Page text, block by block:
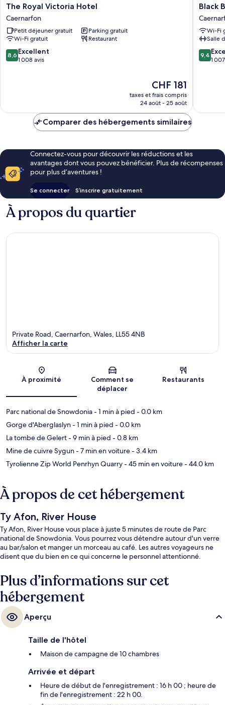
The
Royal
Victoria
Hotel
Caernarfon
The Royal Victoria Hotel
Caernarfon
Petit déjeuner gratuit
Parking gratuit
Wi-Fi gratuit
Restaurant
8.6
sur
8,6 Excellent
1 008 avis
Le
nouveau
prix
de
CHF 181
taxes et frais compris
24 août - 25 août
Black
Boy
Inn
Black
Wi-Fi
Salle
9.4
sur
9,4
1
Comparer des hébergements similaires
Connectez-vous pour découvrir les réductions et les
avantages dont vous pouvez bénéficier. Plus de récompenses
pour plus d’aventures !
Se connecter S’inscrire gratuitement
À propos du quartier
Carte
Private Road, Caernarfon, Wales, LL55 4NB
Afficher la carte
À proximité
Comment se
déplacer
Restaurants
Parc national de Snowdonia- 1 min à pied - 0.0 km
Gorge d'Aberglaslyn- 1 min à pied - 0.0 km
La tombe de Gelert- 9 min à pied - 0.8 km
Mine de cuivre Sygun- 7 min en voiture- 3.4 km
Tyrolienne Zip World Penrhyn Quarry- 45 min en voiture- 44.0 km
À propos de cet hébergement
Ty Afon, River House
Ty Afon, River House vous place à juste 5 minutes de route de Parc
national de Snowdonia. Vous pourrez vous détendre autour d'un verre
au bar/salon et manger un morceau au café. Les autres voyageurs ne
disent que du bien en ce qui concerne le personnel attentionné.
Plus d’informations sur cet
hébergement
Aperçu
Taille de l'hôtel
Maison de campagne de 10 chambres
Arrivée et départ
Heure de début de l'enregistrement : 16 h 00 ; heure de
fin de l'enregistrement : 22 h 00.